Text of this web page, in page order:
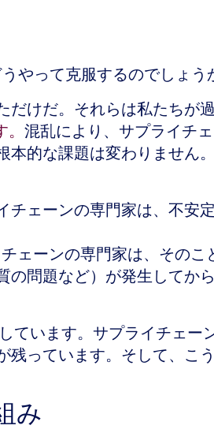
やって克服するのでしょう
けだ。それらは私たちが
混乱により、サプライチ
的な課題は変わりません
ェーンの専門家は、不安
ェーンの専門家は、そのこ
問題など）が発生してか
ています。サプライチェー
っています。そして、こ
み